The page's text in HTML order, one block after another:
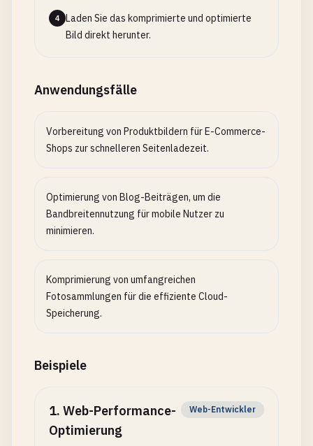
4
Laden Sie das komprimierte und optimierte
Bild direkt herunter.
Anwendungsfälle
Vorbereitung von Produktbildern für E-Commerce-
Shops zur schnelleren Seitenladezeit.
Optimierung von Blog-Beiträgen, um die
Bandbreitennutzung für mobile Nutzer zu
minimieren.
Komprimierung von umfangreichen
Fotosammlungen für die effiziente Cloud-
Speicherung.
Beispiele
1. Web-Performance-
Optimierung
Web-Entwickler